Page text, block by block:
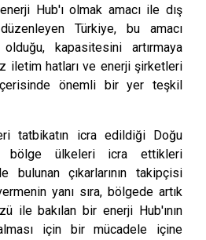
Hub'ı olmak amacı ile dış
Türkiye, bu amacı
kapasitesini artırmaya
iletim hatları ve enerji şirketleri
önemli bir yer teşkil
tatbikatın icra edildiği Doğu
bölge ülkeleri icra ettikleri
çıkarlarının takipçisi
yanı sıra, bölgede artık
ile bakılan bir enerji Hub'ının
için bir mücadele içine